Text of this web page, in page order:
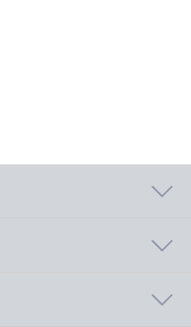
名程度の体制に留めて